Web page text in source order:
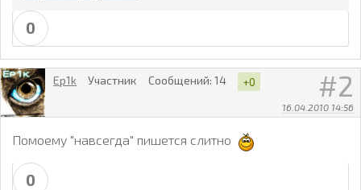
0
2
16.04.2010 14:56
Ep1k Участник Сообщений: 14 +0
Помоему "навсегда" пишется слитно
0